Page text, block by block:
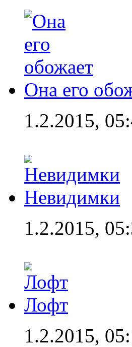
Она его
1.2.2015,
Невидимки
1.2.2015,
Лофт
1.2.2015,